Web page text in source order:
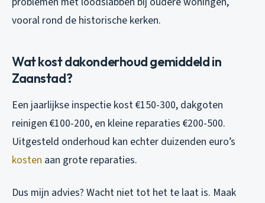
vooral rond de historische kerken.
Wat kost dakonderhoud gemiddeld in
Zaanstad?
Een jaarlijkse inspectie kost €150-300, dakgoten
reinigen €100-200, en kleine reparaties €200-500.
Uitgesteld onderhoud kan echter duizenden euro’s
kosten aan grote reparaties.
Dus mijn advies? Wacht niet tot het te laat is. Maak